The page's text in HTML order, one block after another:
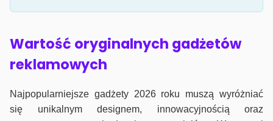
Wartość oryginalnych gadżetów
reklamowych
Najpopularniejsze gadżety 2026 roku muszą wyróżniać
się unikalnym designem, innowacyjnością oraz